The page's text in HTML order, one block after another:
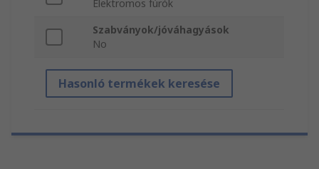
Elektromos fúrók
Szabványok/jóváhagyások
No
Hasonló termékek keresése